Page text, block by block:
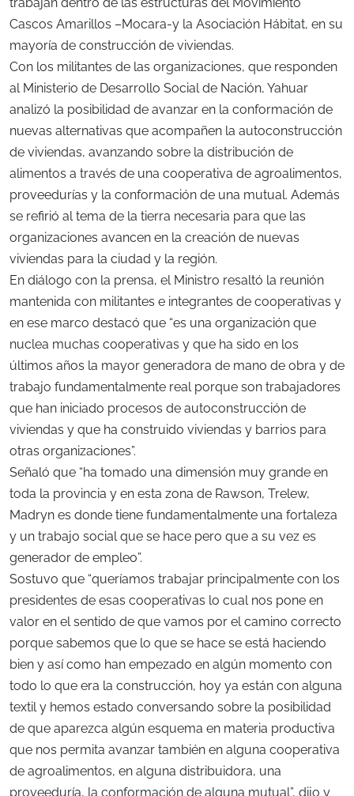
Cascos Amarillos –Mocara-y la Asociación Hábitat, en su
mayoría de construcción de viviendas.
Con los militantes de las organizaciones, que responden
al Ministerio de Desarrollo Social de Nación, Yahuar
analizó la posibilidad de avanzar en la conformación de
nuevas alternativas que acompañen la autoconstrucción
de viviendas, avanzando sobre la distribución de
alimentos a través de una cooperativa de agroalimentos,
proveedurías y la conformación de una mutual. Además
se refirió al tema de la tierra necesaria para que las
organizaciones avancen en la creación de nuevas
viviendas para la ciudad y la región.
En diálogo con la prensa, el Ministro resaltó la reunión
mantenida con militantes e integrantes de cooperativas y
en ese marco destacó que “es una organización que
nuclea muchas cooperativas y que ha sido en los
últimos años la mayor generadora de mano de obra y de
trabajo fundamentalmente real porque son trabajadores
que han iniciado procesos de autoconstrucción de
viviendas y que ha construido viviendas y barrios para
otras organizaciones”.
Señaló que “ha tomado una dimensión muy grande en
toda la provincia y en esta zona de Rawson, Trelew,
Madryn es donde tiene fundamentalmente una fortaleza
y un trabajo social que se hace pero que a su vez es
generador de empleo”.
Sostuvo que “queríamos trabajar principalmente con los
presidentes de esas cooperativas lo cual nos pone en
valor en el sentido de que vamos por el camino correcto
porque sabemos que lo que se hace se está haciendo
bien y así como han empezado en algún momento con
todo lo que era la construcción, hoy ya están con alguna
textil y hemos estado conversando sobre la posibilidad
de que aparezca algún esquema en materia productiva
que nos permita avanzar también en alguna cooperativa
de agroalimentos, en alguna distribuidora, una
proveeduría, la conformación de alguna mutual”, dijo y